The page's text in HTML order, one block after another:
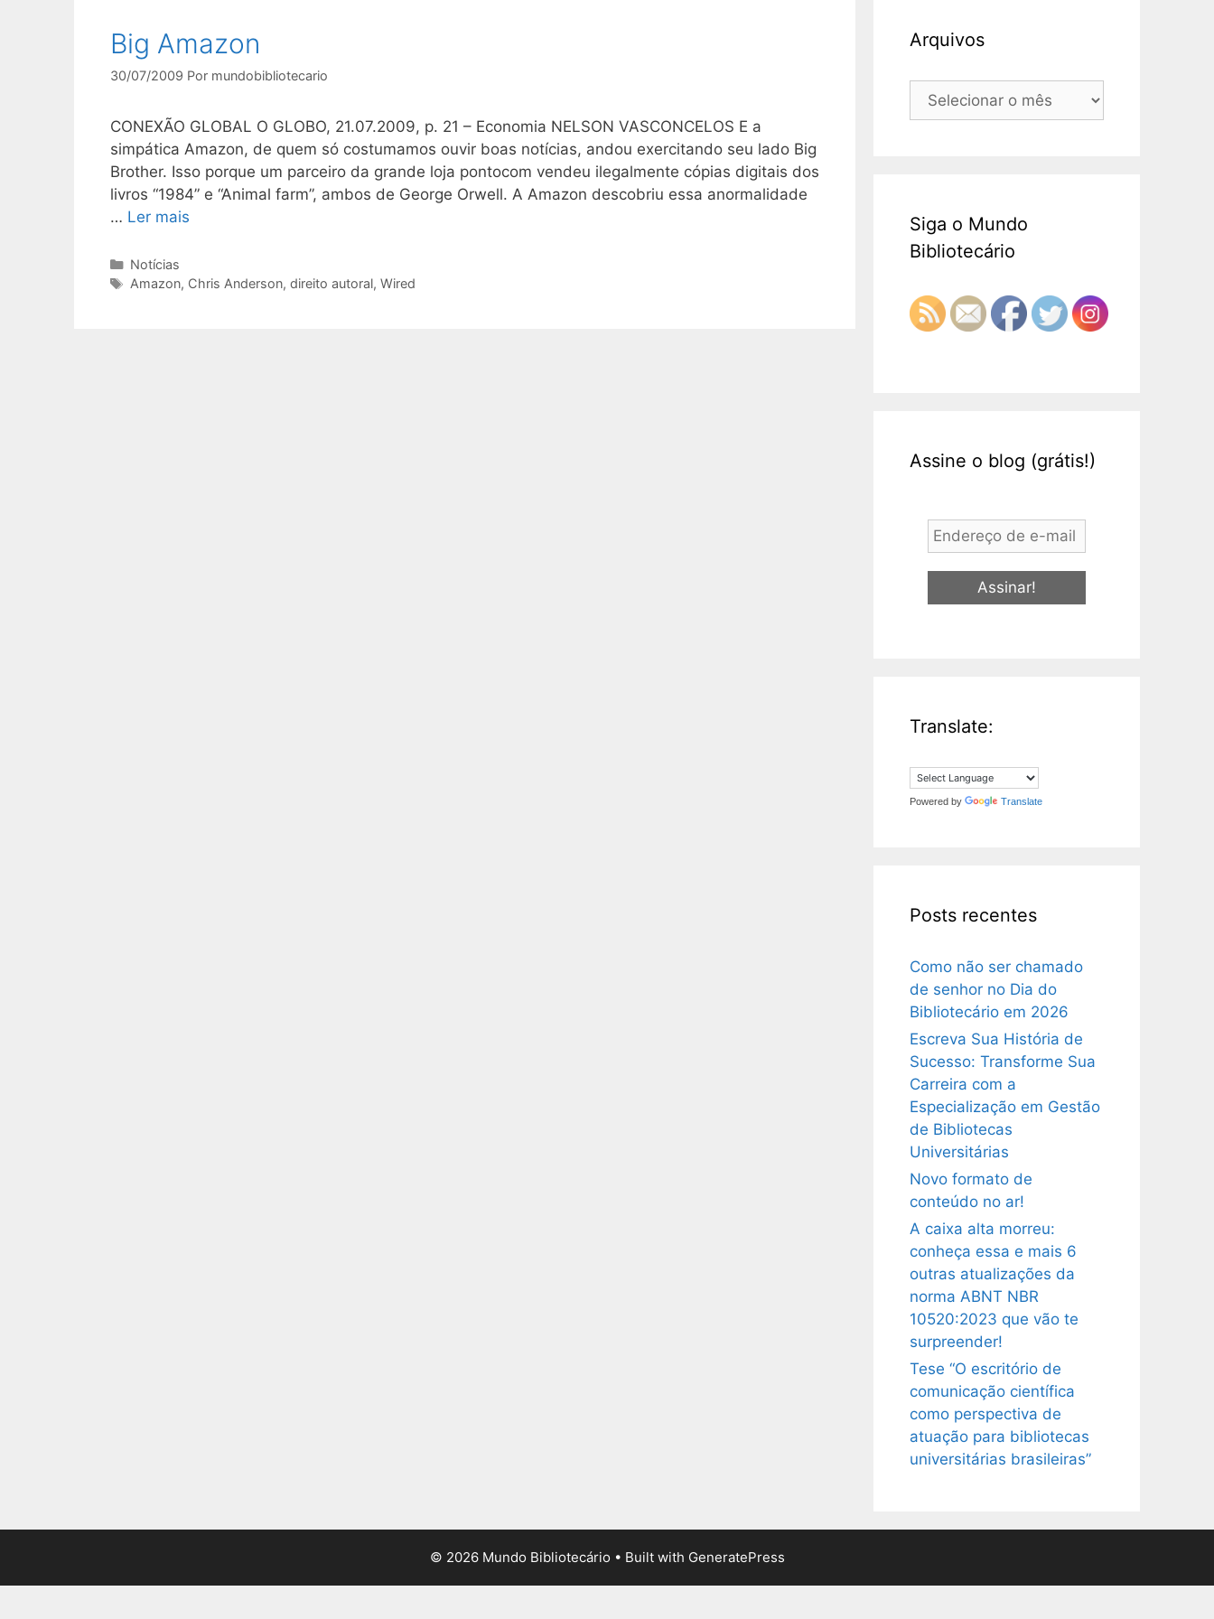
Big Amazon
30/07/2009 Por mundobibliotecario
CONEXÃO GLOBAL O GLOBO, 21.07.2009, p. 21 – Economia NELSON VASCONCELOS E a
simpática Amazon, de quem só costumamos ouvir boas notícias, andou exercitando seu lado Big
Brother. Isso porque um parceiro da grande loja pontocom vendeu ilegalmente cópias digitais dos
livros “1984” e “Animal farm”, ambos de George Orwell. A Amazon descobriu essa anormalidade
… Ler mais
Categorias
Notícias
Tags
Amazon, Chris Anderson, direito autoral, Wired
Arquivos
Arquivos
Siga o Mundo
Bibliotecário
Assine o blog (grátis!)
Endereço
de
*
Translate:
Powered by Translate
Posts recentes
Como não ser chamado
de senhor no Dia do
Bibliotecário em 2026
Escreva Sua História de
Sucesso: Transforme Sua
Carreira com a
Especialização em Gestão
de Bibliotecas
Universitárias
Novo formato de
conteúdo no ar!
A caixa alta morreu:
conheça essa e mais 6
outras atualizações da
norma ABNT NBR
10520:2023 que vão te
surpreender!
Tese “O escritório de
comunicação científica
como perspectiva de
atuação para bibliotecas
universitárias brasileiras”
© 2026 Mundo Bibliotecário • Built with GeneratePress